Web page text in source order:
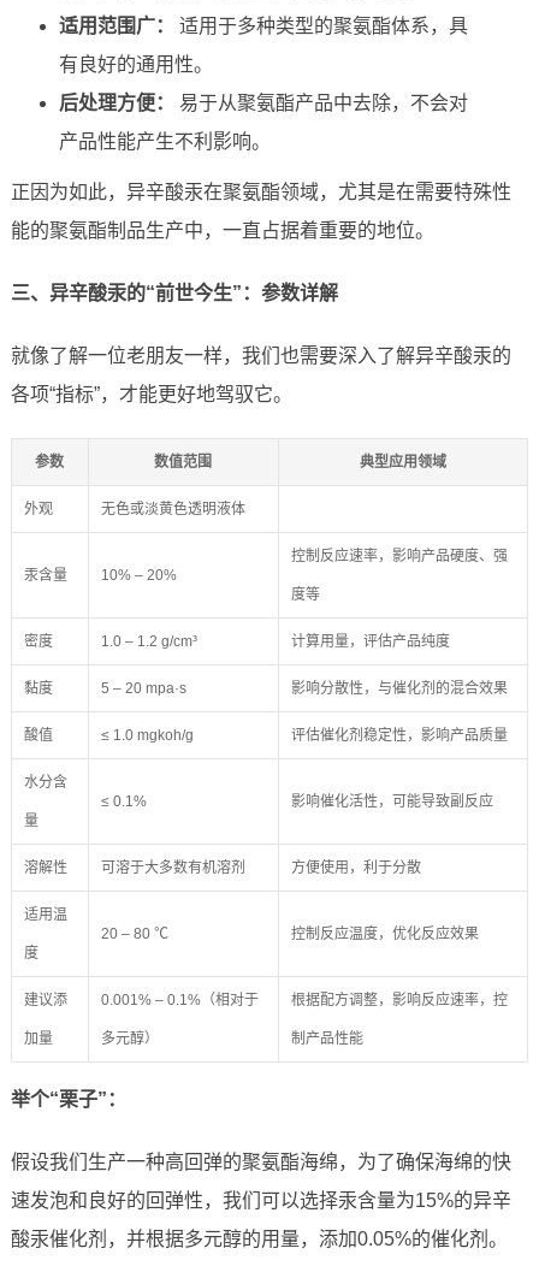
适用范围广：
适用于多种类型的聚氨酯体系，具
有良好的通用性。
后处理方便：
易于从聚氨酯产品中去除，不会对
产品性能产生不利影响。
正因为如此，异辛酸汞在聚氨酯领域，尤其是在需要特殊性
能的聚氨酯制品生产中，一直占据着重要的地位。
三、异辛酸汞的“前世今生”：参数详解
就像了解一位老朋友一样，我们也需要深入了解异辛酸汞的
各项“指标”，才能更好地驾驭它。
参数 数值范围 典型应用领域
外观 无色或淡黄色透明液体
汞含量 10% – 20%
控制反应速率，影响产品硬度、强
度等
密度 1.0 – 1.2 g/cm³ 计算用量，评估产品纯度
黏度 5 – 20 mpa·s 影响分散性，与催化剂的混合效果
酸值 ≤ 1.0 mgkoh/g 评估催化剂稳定性，影响产品质量
水分含
量
≤ 0.1% 影响催化活性，可能导致副反应
溶解性 可溶于大多数有机溶剂 方便使用，利于分散
适用温
度
20 – 80 ℃ 控制反应温度，优化反应效果
建议添
加量
0.001% – 0.1%（相对于
多元醇）
根据配方调整，影响反应速率，控
制产品性能
举个“栗子”：
假设我们生产一种高回弹的聚氨酯海绵，为了确保海绵的快
速发泡和良好的回弹性，我们可以选择汞含量为15%的异辛
酸汞催化剂，并根据多元醇的用量，添加0.05%的催化剂。